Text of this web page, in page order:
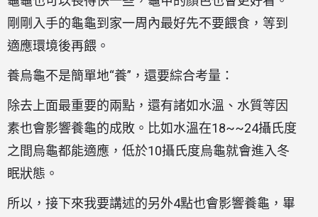
剛剛入手的龜龜到家一周內最好先不要餵食，等到
適應環境後再餵。
養烏龜不是簡單地“養”，還要綜合考量：
除去上面最重要的兩點，還有諸如水溫、水質等因
素也會影響養龜的成敗。比如水溫在18~~24攝氏度
之間烏龜都能適應，低於10攝氏度烏龜就會進入冬
眠狀態。
所以，接下來我要講述的另外4點也會影響養龜，畢